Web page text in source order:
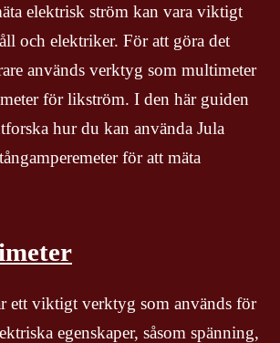
elektrisk ström kan vara viktigt
och elektriker. För att göra det
används verktyg som multimeter
för likström. I den här guiden
hur du kan använda Jula
för att mäta
ett viktigt verktyg som används för
egenskaper, såsom spänning,